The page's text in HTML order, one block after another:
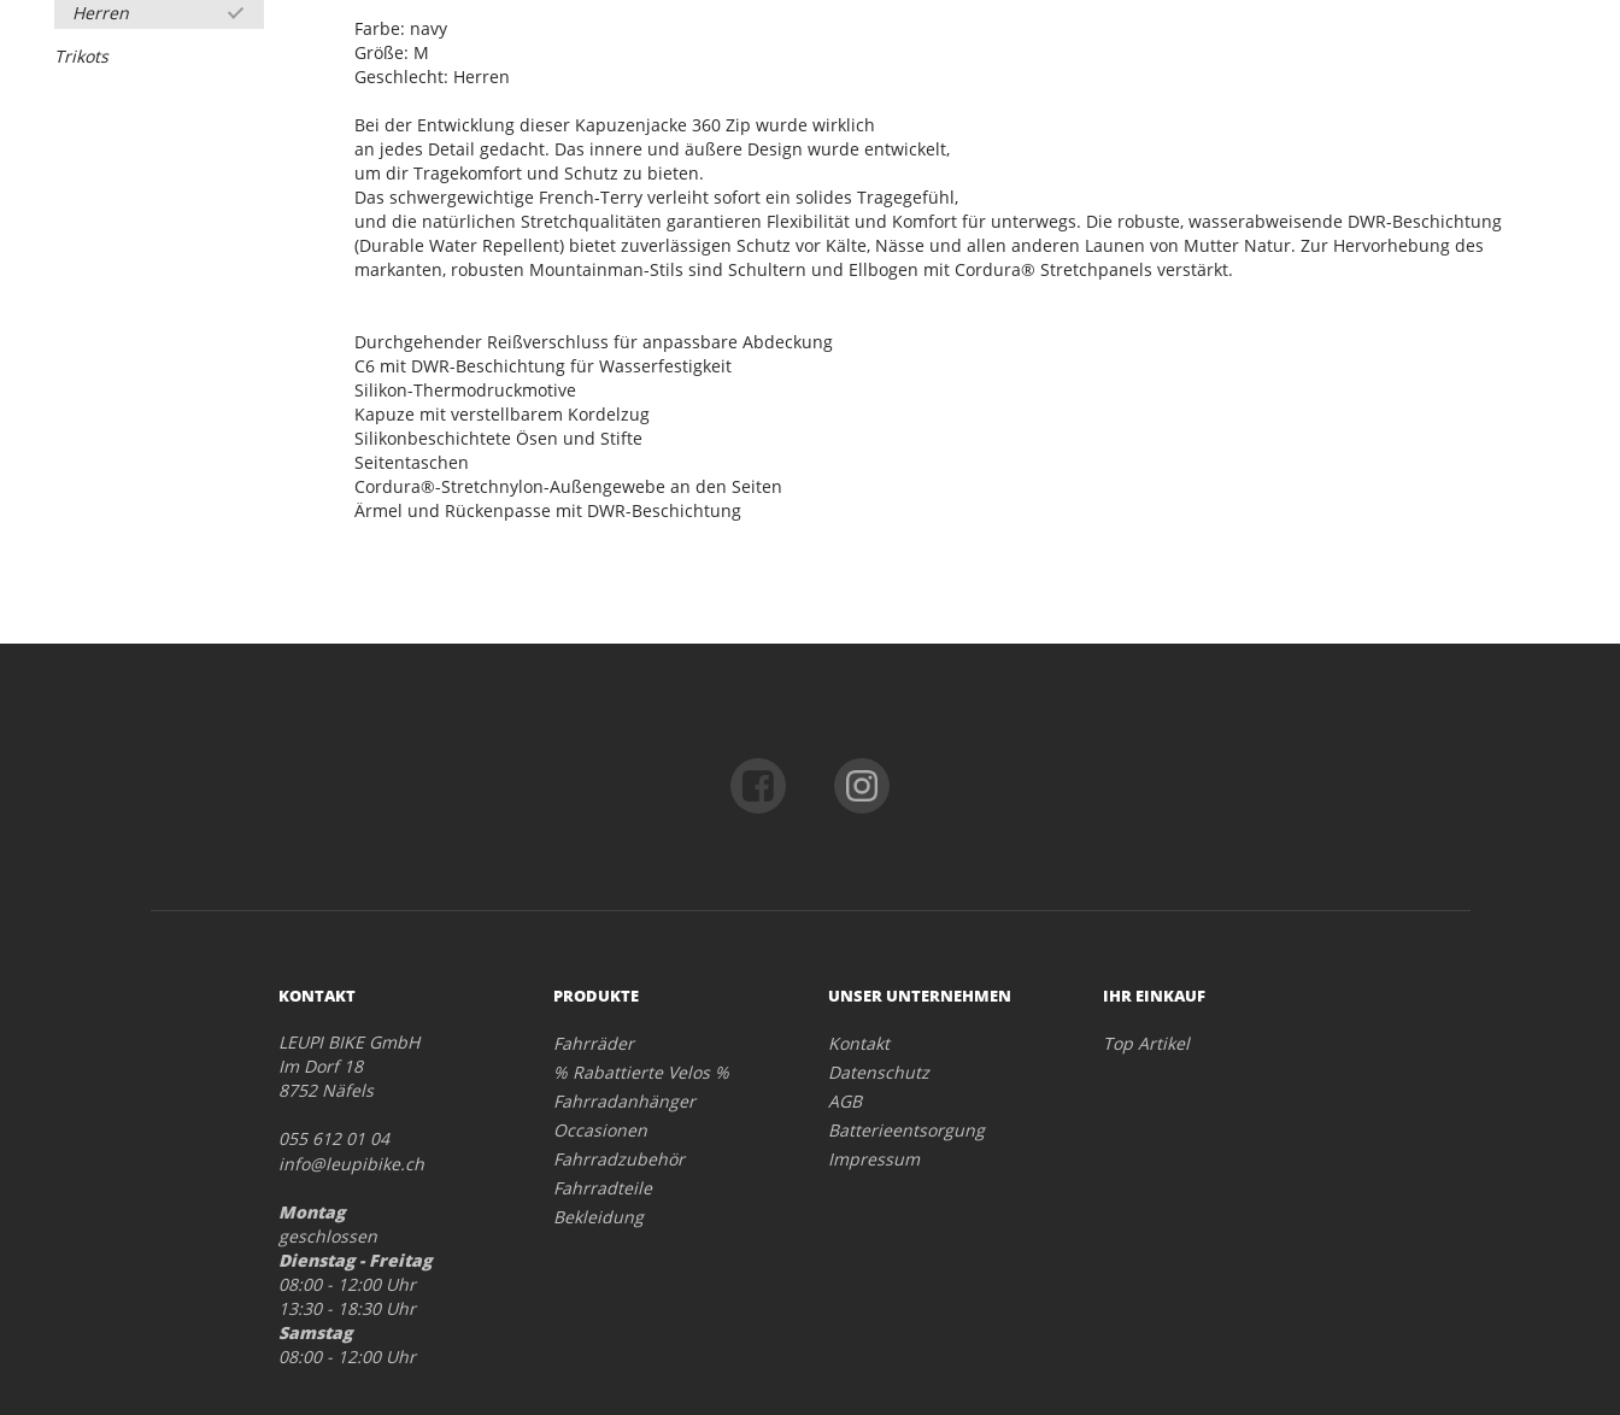
Herren
Trikots
Farbe: navy
Größe: M
Geschlecht: Herren
Bei der Entwicklung dieser Kapuzenjacke 360 Zip wurde wirklich
an jedes Detail gedacht. Das innere und äußere Design wurde entwickelt,
um dir Tragekomfort und Schutz zu bieten.
Das schwergewichtige French-Terry verleiht sofort ein solides Tragegefühl,
und die natürlichen Stretchqualitäten garantieren Flexibilität und Komfort für unterwegs. Die robuste, wasserabweisende DWR-Beschichtung
(Durable Water Repellent) bietet zuverlässigen Schutz vor Kälte, Nässe und allen anderen Launen von Mutter Natur. Zur Hervorhebung des
markanten, robusten Mountainman-Stils sind Schultern und Ellbogen mit Cordura® Stretchpanels verstärkt.
Durchgehender Reißverschluss für anpassbare Abdeckung
C6 mit DWR-Beschichtung für Wasserfestigkeit
Silikon-Thermodruckmotive
Kapuze mit verstellbarem Kordelzug
Silikonbeschichtete Ösen und Stifte
Seitentaschen
Cordura®-Stretchnylon-Außengewebe an den Seiten
Ärmel und Rückenpasse mit DWR-Beschichtung
KONTAKT
LEUPI BIKE GmbH
Im Dorf 18
8752 Näfels
055 612 01 04
info@leupibike.ch
Montag
geschlossen
Dienstag - Freitag
08:00 - 12:00 Uhr
13:30 - 18:30 Uhr
Samstag
08:00 - 12:00 Uhr
PRODUKTE
Fahrräder
% Rabattierte Velos %
Fahrradanhänger
Occasionen
Fahrradzubehör
Fahrradteile
Bekleidung
UNSER UNTERNEHMEN
Kontakt
Datenschutz
AGB
Batterieentsorgung
Impressum
IHR EINKAUF
Top Artikel